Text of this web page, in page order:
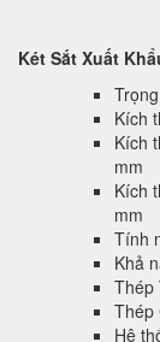
Két Sắt Xuất
Kích
Kích
mm
Kích
mm
Tính
Khả
Thép
Thép
Hệ